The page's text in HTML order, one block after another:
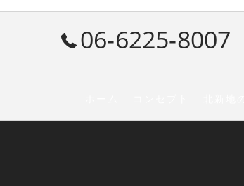
06-6225-8007